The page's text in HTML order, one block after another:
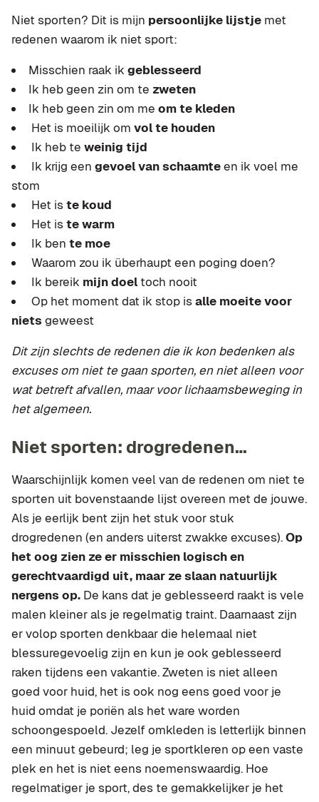
Niet sporten? Dit is mijn persoonlijke lijstje met
redenen waarom ik niet sport:
Misschien raak ik geblesseerd
Ik heb geen zin om te zweten
Ik heb geen zin om me om te kleden
Het is moeilijk om vol te houden
Ik heb te weinig tijd
Ik krijg een gevoel van schaamteen ik voel me
stom
Het iste koud
Het iste warm
Ik ben te moe
Waarom zou ik überhaupt een poging doen?
Ik bereik mijn doel toch nooit
Op het moment dat ik stop isalle moeite voor
niets geweest
Dit zijn slechts de redenen die ik kon bedenken als
excuses om niet te gaan sporten, en niet alleen voor
wat betreft afvallen, maar voor lichaamsbeweging in
het algemeen.
Niet sporten: drogredenen…
Waarschijnlijk komen veel van de redenen om niet te
sporten uit bovenstaande lijst overeen met de jouwe.
Als je eerlijk bent zijn het stuk voor stuk
drogredenen (en anders uiterst zwakke excuses).Op
het oog zien ze er misschien logisch en
gerechtvaardigd uit, maar ze slaan natuurlijk
nergens op. De kans dat je geblesseerd raakt is vele
malen kleiner als je regelmatig traint. Daarnaast zijn
er volop sporten denkbaar die helemaal niet
blessuregevoelig zijn en kun je ook geblesseerd
raken tijdens een vakantie. Zweten is niet alleen
goed voor huid, het is ook nog eens goed voor je
huid omdat je poriën als het ware worden
schoongespoeld. Jezelf omkleden is letterlijk binnen
een minuut gebeurd; leg je sportkleren op een vaste
plek en het is niet eens noemenswaardig. Hoe
regelmatiger je sport, des te gemakkelijker je het